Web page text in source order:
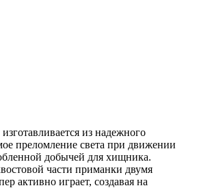
из надежного
преломление света при движении
добычей для хищника.
части приманки двумя
активно играет, создавая на